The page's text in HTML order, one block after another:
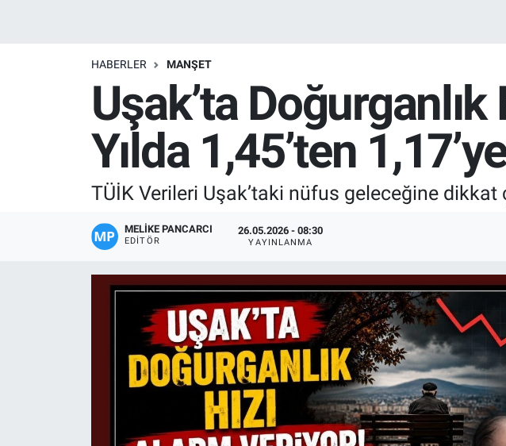
HABERLER MANŞET
Uşak’ta Doğurganlık
Yılda 1,45’ten
TÜİK Verileri Uşak’taki nüfus geleceğine dikkat
MELIKE PANCARCI
EDITÖR
26.05.2026 - 08:30
YAYINLANMA
Resmi İlanlar
Son Dakika
Uşak Haberleri